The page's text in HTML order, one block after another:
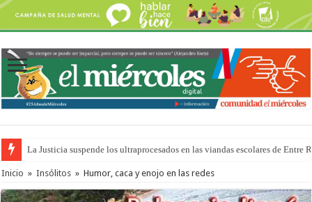
La Justicia suspende los ultraprocesados en las viandas escolares de Entre
Se presentará la obra “La Runfla de los Macanos”
Inicio » Insólitos » Humor, caca y enojo en las redes